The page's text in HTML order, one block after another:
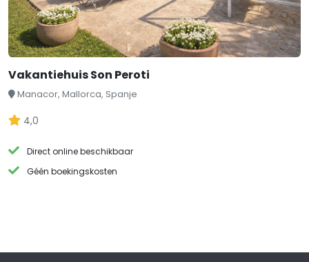
Vakantiehuis Son Peroti
Manacor, Mallorca, Spanje
4,0
Direct online beschikbaar
Géén boekingskosten